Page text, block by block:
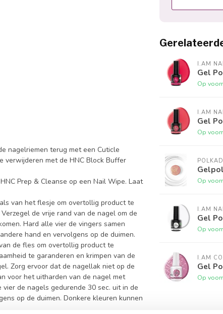
nagelriemen terug met een Cuticle
verwijderen met de HNC Block Buffer
Prep & Cleanse op een Nail Wipe. Laat
van het flesje om overtollig product te
de vrije rand van de nagel om de
Hard alle vier de vingers samen
hand en vervolgens op de duimen.
de fles om overtollig product te
te garanderen en krimpen van de
Zorg ervoor dat de nagellak niet op de
voor het uitharden van de nagel met
de nagels gedurende 30 sec. uit in de
op de duimen. Donkere kleuren kunnen
I.AM
Gel
Op
I.AM
Gel
Op
Op
I.AM
Gel
Op
I.AM
Gel
Op